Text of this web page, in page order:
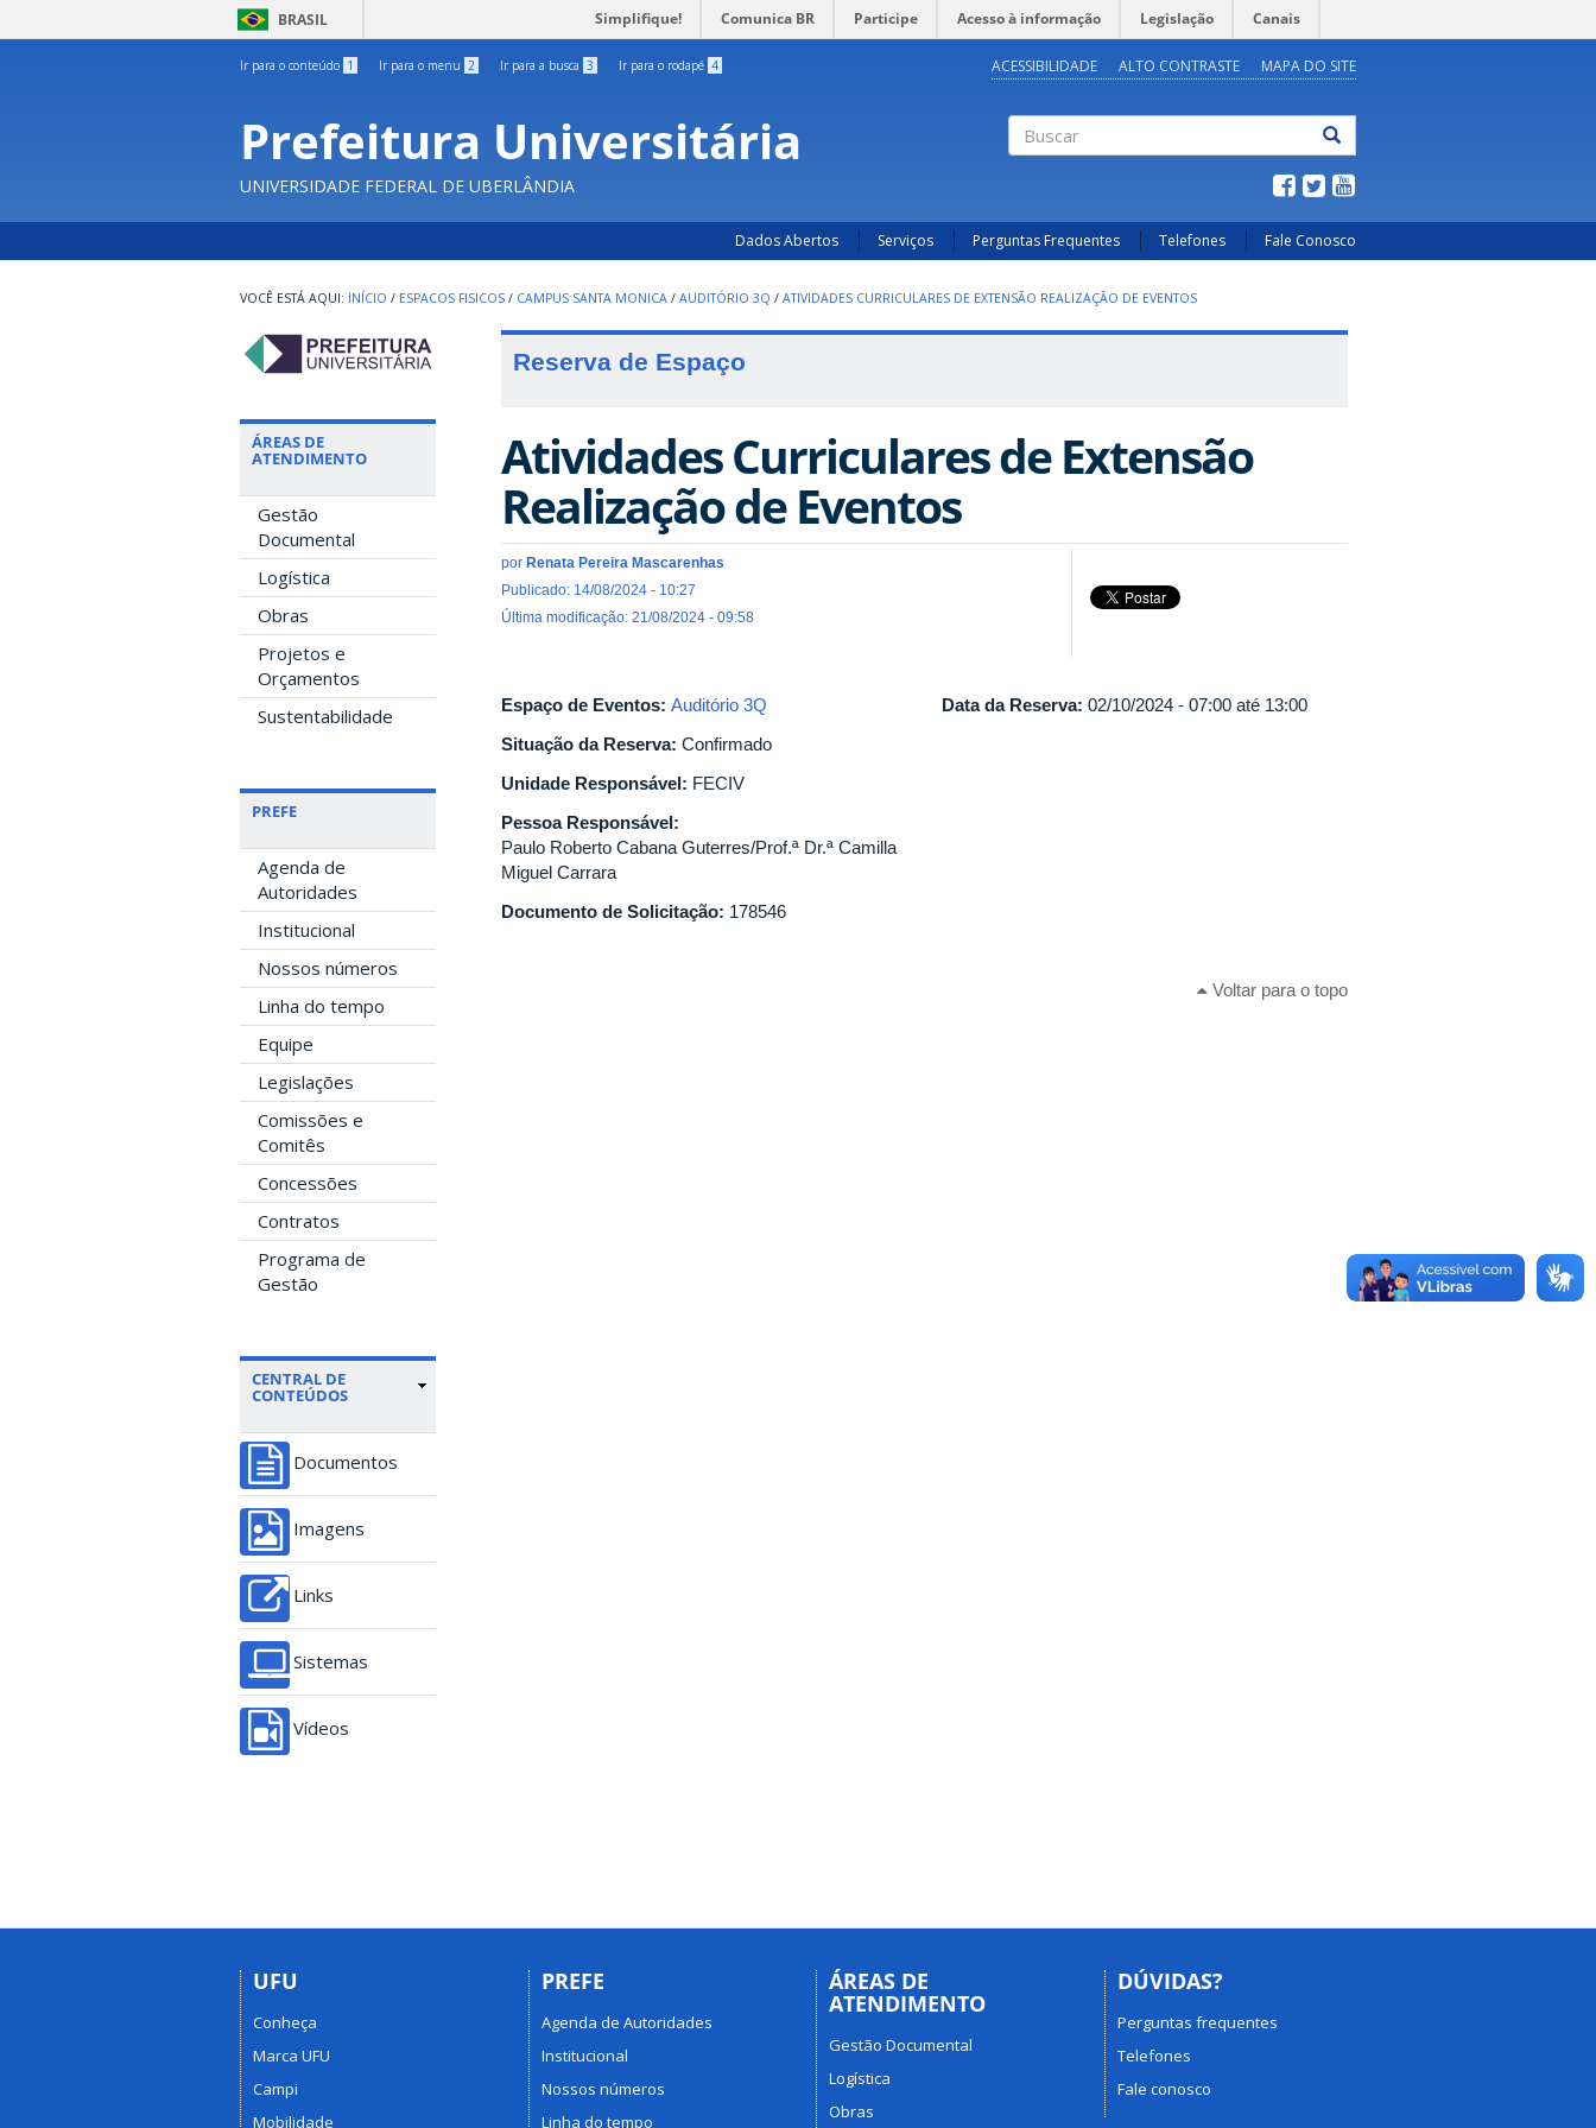
BRASIL Simplifique! Comunica BR Participe Acesso à informação Legislação Canais
Ir para o conteúdo 1 Ir para o menu 2 Ir para a busca 3 Ir para o rodapé 4 ACESSIBILIDADE ALTO CONTRASTE MAPA DO SITE
Prefeitura Universitária
UNIVERSIDADE FEDERAL DE UBERLÂNDIA
Dados Abertos Serviços Perguntas Frequentes Telefones Fale Conosco
INÍCIO / ESPACOS FISICOS / CAMPUS SANTA MONICA / AUDITÓRIO 3Q / ATIVIDADES CURRICULARES DE EXTENSÃO REALIZAÇÃO DE EVENTOS
ÁREAS DE
ATENDIMENTO
Gestão
Documental
Logística
Obras
Projetos e
Orçamentos
Sustentabilidade
PREFE
Agenda de
Autoridades
Institucional
Nossos números
Linha do tempo
Equipe
Legislações
Comissões e
Comitês
Concessões
Contratos
Programa de
Gestão
CENTRAL DE
CONTEÚDOS
Documentos
Imagens
Links
Sistemas
Vídeos
Reserva de Espaço
Atividades Curriculares de Extensão
Realização de Eventos
por Renata Pereira Mascarenhas
Publicado: 14/08/2024 - 10:27
Última modificação: 21/08/2024 - 09:58
Espaço de Eventos: Auditório 3Q
Situação da Reserva: Confirmado
Unidade Responsável: FECIV
Pessoa Responsável:
Paulo Roberto Cabana Guterres/Prof.ª Dr.ª Camilla
Miguel Carrara
Documento de Solicitação: 178546
Data da Reserva:02/10/2024 -07:00 até 13:00
Voltar para o topo
UFU
Conheça
Marca UFU
Campi
Mobilidade
PREFE
Agenda de Autoridades
Institucional
Nossos números
Linha do tempo
ÁREAS DE
ATENDIMENTO
Gestão Documental
Logística
Obras
DÚVIDAS?
Perguntas frequentes
Telefones
Fale conosco